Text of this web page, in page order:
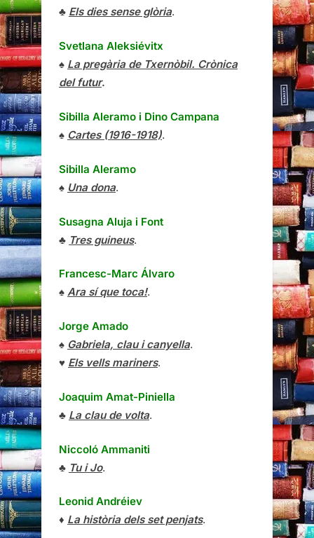
♣ Els dies sense glòria.
Svetlana Aleksiévitx
♠ La pregària de Txernòbil. Crònica
del futur.
Sibilla Aleramo i Dino Campana
♠ Cartes (1916-1918).
Sibilla Aleramo
♠ Una dona.
Susagna Aluja i Font
♣ Tres guineus.
Francesc-Marc Álvaro
♠ Ara sí que toca!.
Jorge Amado
♠ Gabriela, clau i canyella.
♥ Els vells mariners.
Joaquim Amat-Piniella
♣ La clau de volta.
Niccoló Ammaniti
♣ Tu i Jo.
Leonid Andréiev
♦ La història dels set penjats.